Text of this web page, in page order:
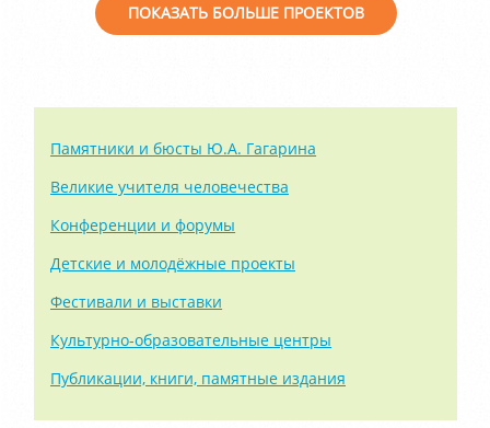
ПОКАЗАТЬ БОЛЬШЕ ПРОЕКТОВ
Памятники и бюсты Ю.А. Гагарина
Великие учителя человечества
Конференции и форумы
Детские и молодёжные проекты
Фестивали и выставки
Культурно-образовательные центры
Публикации, книги, памятные издания